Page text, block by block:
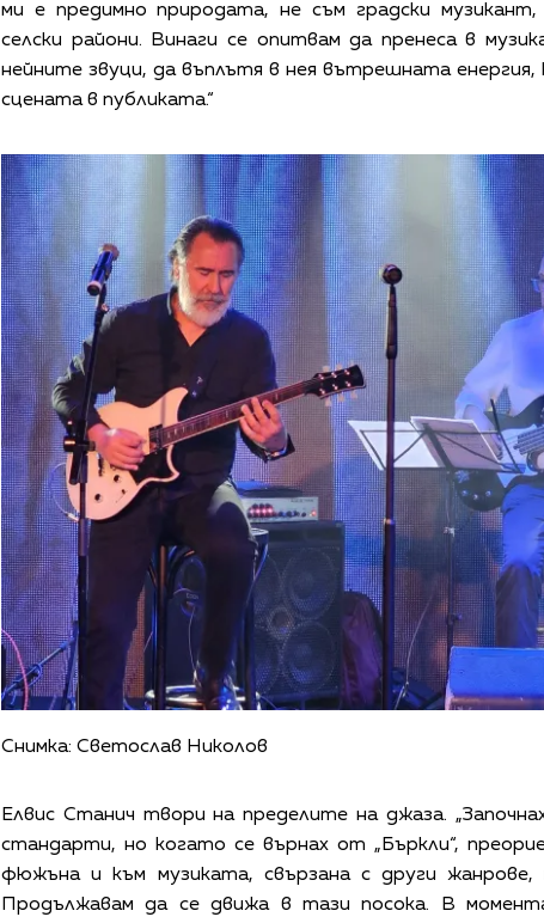
ми е предимно природата, не съм градски
селски райони. Винаги се опитвам да пренеса в
нейните звуци, да въплътя в нея вътрешната
сцената в публиката.“
Снимка: Светослав Николов
Елвис Станич твори на пределите на джаза.
стандарти, но когато се върнах от „Бъркли“,
фюжъна и към музиката, свързана с други
Продължавам да се движа в тази посока. В